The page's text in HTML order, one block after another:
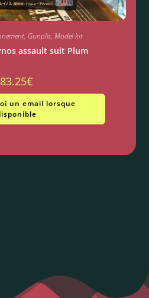
, Gunpla, Model kit
assault suit Plum
83.25€
un email lorsque